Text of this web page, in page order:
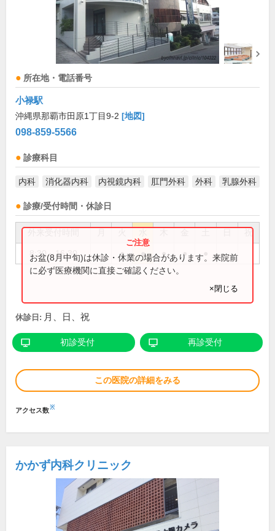
所在地・電話番号
小禄駅
沖縄県那覇市田原1丁目9-2 [地図]
098-859-5566
診療科目
内科 消化器内科 内視鏡内科 肛門外科 外科 乳腺外科
診療/受付時間・休診日
祝
8:30～16:30 ● ● ● ●
お盆(8月中旬)は休診・休業の場合があります。来院前
に必ず医療機関に直接ご確認ください。
×閉じる
休診日: 月、日、祝
初診受付 再診受付
この医院の詳細をみる
アクセス数※
かかず内科クリニック